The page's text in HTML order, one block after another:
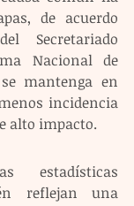
de acuerdo
Secretariado
Nacional de
mantenga en
incidencia
alto impacto.
estadísticas
reflejan una